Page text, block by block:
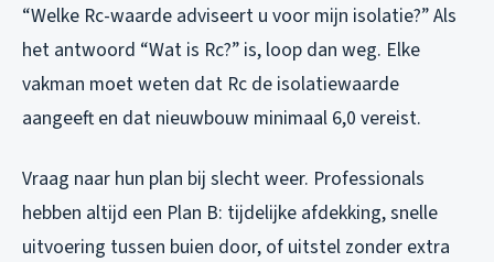
“Welke Rc-waarde adviseert u voor mijn isolatie?” Als
het antwoord “Wat is Rc?” is, loop dan weg. Elke
vakman moet weten dat Rc de isolatiewaarde
aangeeft en dat nieuwbouw minimaal 6,0 vereist.
Vraag naar hun plan bij slecht weer. Professionals
hebben altijd een Plan B: tijdelijke afdekking, snelle
uitvoering tussen buien door, of uitstel zonder extra